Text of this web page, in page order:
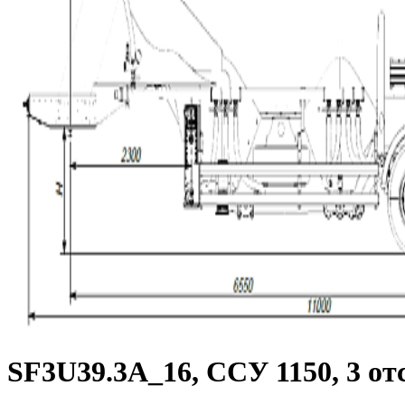
SF3U39.3A_16, ССУ 1150, 3